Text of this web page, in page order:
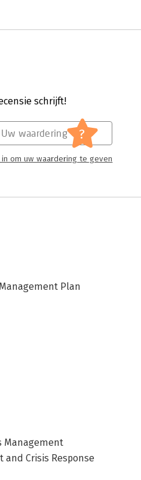
schrijft!
Uw waardering ?
in om uw waardering te geven
Plan
Management
Crisis Response